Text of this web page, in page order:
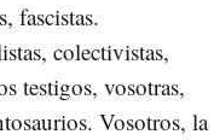
fascistas.
colectivistas,
testigos, vosotras,
Vosotros, la